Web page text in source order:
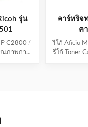
รุ่น
C2800 /
ภาพการ
ช่วย
คาร์ทริจ
ค
รีโก้ Aficio
รีโก้ Toner